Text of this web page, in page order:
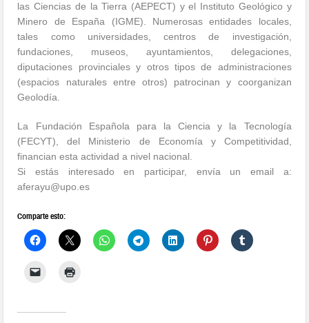
las Ciencias de la Tierra (AEPECT) y el Instituto Geológico y
Minero de España (IGME). Numerosas entidades locales,
tales como universidades, centros de investigación,
fundaciones, museos, ayuntamientos, delegaciones,
diputaciones provinciales y otros tipos de administraciones
(espacios naturales entre otros) patrocinan y coorganizan
Geolodía.
La Fundación Española para la Ciencia y la Tecnología
(FECYT), del Ministerio de Economía y Competitividad,
financian esta actividad a nivel nacional.
Si estás interesado en participar, envía un email a:
aferayu@upo.es
Comparte esto: